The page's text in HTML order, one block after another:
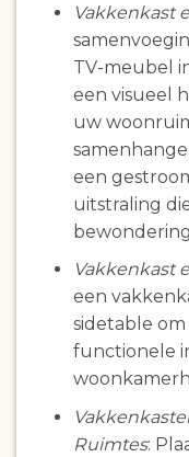
Vakkenkast
TV-meubel
een visueel
uw
een
uitstraling
Vakkenkast
een
sidetable
functionele
Ruimtes: